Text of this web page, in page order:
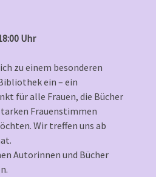
Uhr
zu einem besonderen
ein – ein
für alle Frauen, die Bücher
Frauenstimmen
Wir treffen uns ab
Autorinnen und Bücher